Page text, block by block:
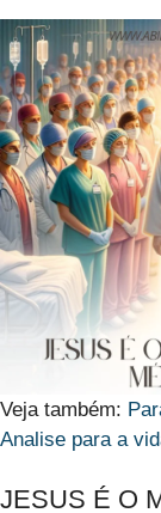
Veja também:
Analise para a
JESUS É O